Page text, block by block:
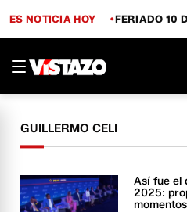
ES NOTICIA HOY FERIADO 10
GUILLERMO CELI
Así fue el
2025: